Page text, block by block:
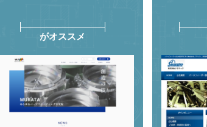
がオススメ